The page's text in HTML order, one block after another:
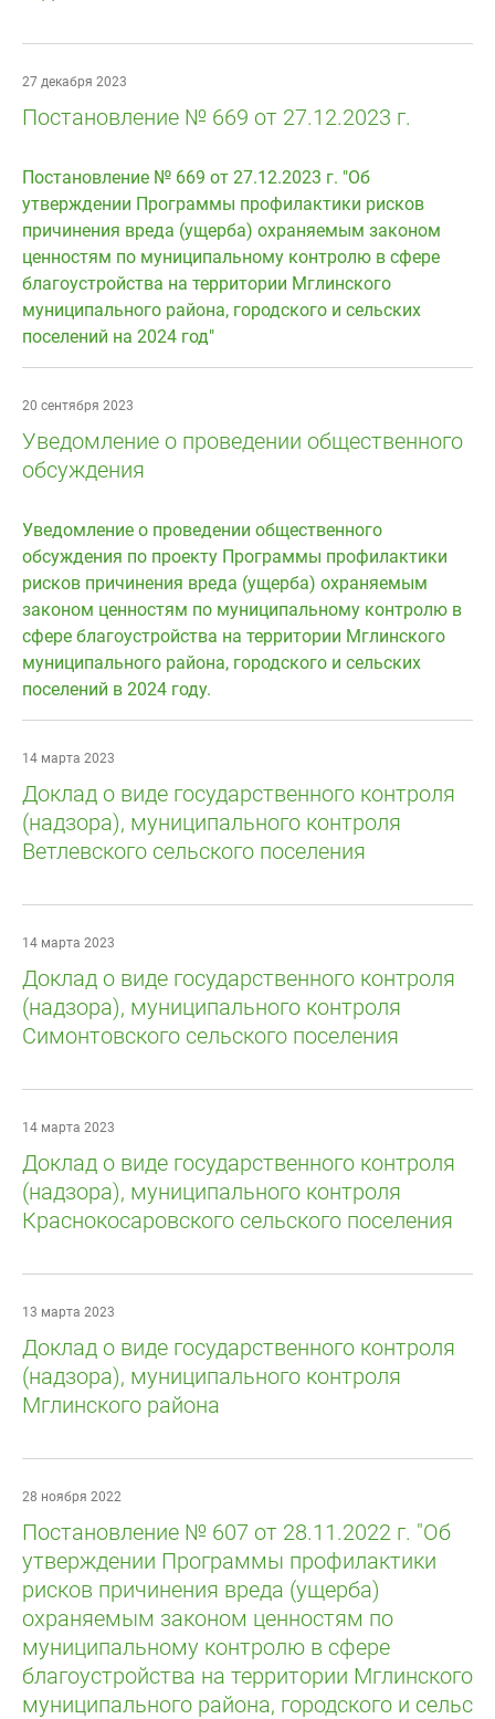
27 декабря 2023
Постановление № 669 от 27.12.2023 г.
Постановление № 669 от 27.12.2023 г. "Об
утверждении Программы профилактики рисков
причинения вреда (ущерба) охраняемым законом
ценностям по муниципальному контролю в сфере
благоустройства на территории Мглинского
муниципального района, городского и сельских
поселений на 2024 год"
20 сентября 2023
Уведомление о проведении общественного
обсуждения
Уведомление о проведении общественного
обсуждения по проекту Программы профилактики
рисков причинения вреда (ущерба) охраняемым
законом ценностям по муниципальному контролю в
сфере благоустройства на территории Мглинского
муниципального района, городского и сельских
поселений в 2024 году.
14 марта 2023
Доклад о виде государственного контроля
(надзора), муниципального контроля
Ветлевского сельского поселения
14 марта 2023
Доклад о виде государственного контроля
(надзора), муниципального контроля
Симонтовского сельского поселения
14 марта 2023
Доклад о виде государственного контроля
(надзора), муниципального контроля
Краснокосаровского сельского поселения
13 марта 2023
Доклад о виде государственного контроля
(надзора), муниципального контроля
Мглинского района
28 ноября 2022
Постановление № 607 от 28.11.2022 г. "Об
утверждении Программы профилактики
рисков причинения вреда (ущерба)
охраняемым законом ценностям по
муниципальному контролю в сфере
благоустройства на территории Мглинского
муниципального района, городского и сельс